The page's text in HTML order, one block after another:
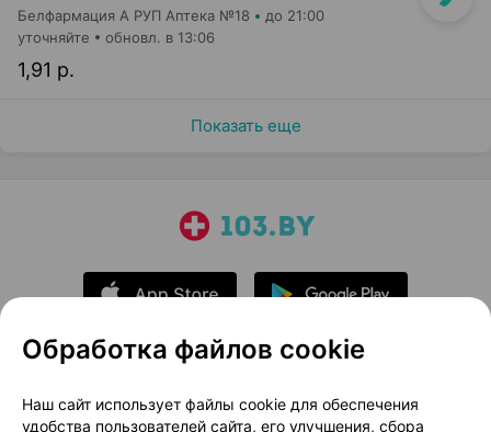
Белфармация А РУП Аптека №18 до 21:00
1,91 р.
уточняйте обновл. в 13:06
Показать еще
О проекте
Новости проекта
Обработка файлов cookie
Наш сайт использует файлы cookie для обеспечения
удобства пользователей сайта, его улучшения, сбора